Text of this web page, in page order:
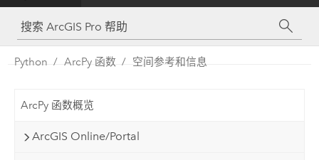
工具参考
Python
Python ArcPy 函数 空间参考和信息
ArcPy 函数概览
ArcGIS Online/Portal